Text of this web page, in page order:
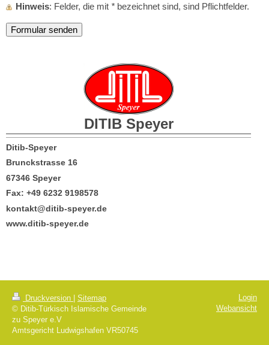
Hinweis : Felder, die mit * bezeichnet sind, sind Pflichtfelder.
DITIB Speyer
Ditib-Speyer
Brunckstrasse 16
67346 Speyer
Fax: +49 6232 9198578
kontakt@ditib-speyer.de
www.ditib-speyer.de
Druckversion
Sitemap
© Ditib-Türkisch Islamische Gemeinde
zu Speyer e.V
Amtsgericht Ludwigshafen VR50745
Login
Webansicht